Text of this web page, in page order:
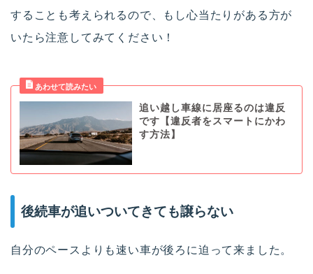
することも考えられるので、もし心当たりがある方が
いたら注意してみてください！
追い越し車線に居座るのは違反
です【違反者をスマートにかわ
す方法】
後続車が追いついてきても譲らない
自分のペースよりも速い車が後ろに迫って来ました。